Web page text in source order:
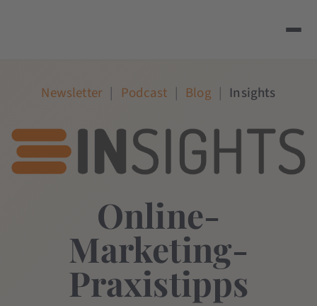
Newsletter | Podcast | Blog | Insights
Online-
Marketing-
Praxistipps